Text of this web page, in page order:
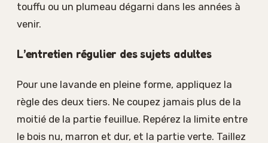
touffu ou un plumeau dégarni dans les années à
venir.
L’entretien régulier des sujets adultes
Pour une lavande en pleine forme, appliquez la
règle des deux tiers. Ne coupez jamais plus de la
moitié de la partie feuillue. Repérez la limite entre
le bois nu, marron et dur, et la partie verte. Taillez